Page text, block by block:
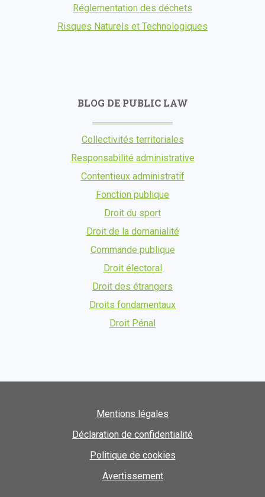
Réglementation des déchets
Risques Naturels et Technologiques
BLOG DE PUBLIC LAW
Collectivités territoriales
Responsabilité administrative
Contentieux administratif
Fonction publique
Droit du sport
Droit de la domanialité
Commande publique
Droit électoral
Droit des étrangers
Droits fondamentaux
Droit Pénal
Mentions légales
Déclaration de confidentialité
Politique de cookies
Avertissement